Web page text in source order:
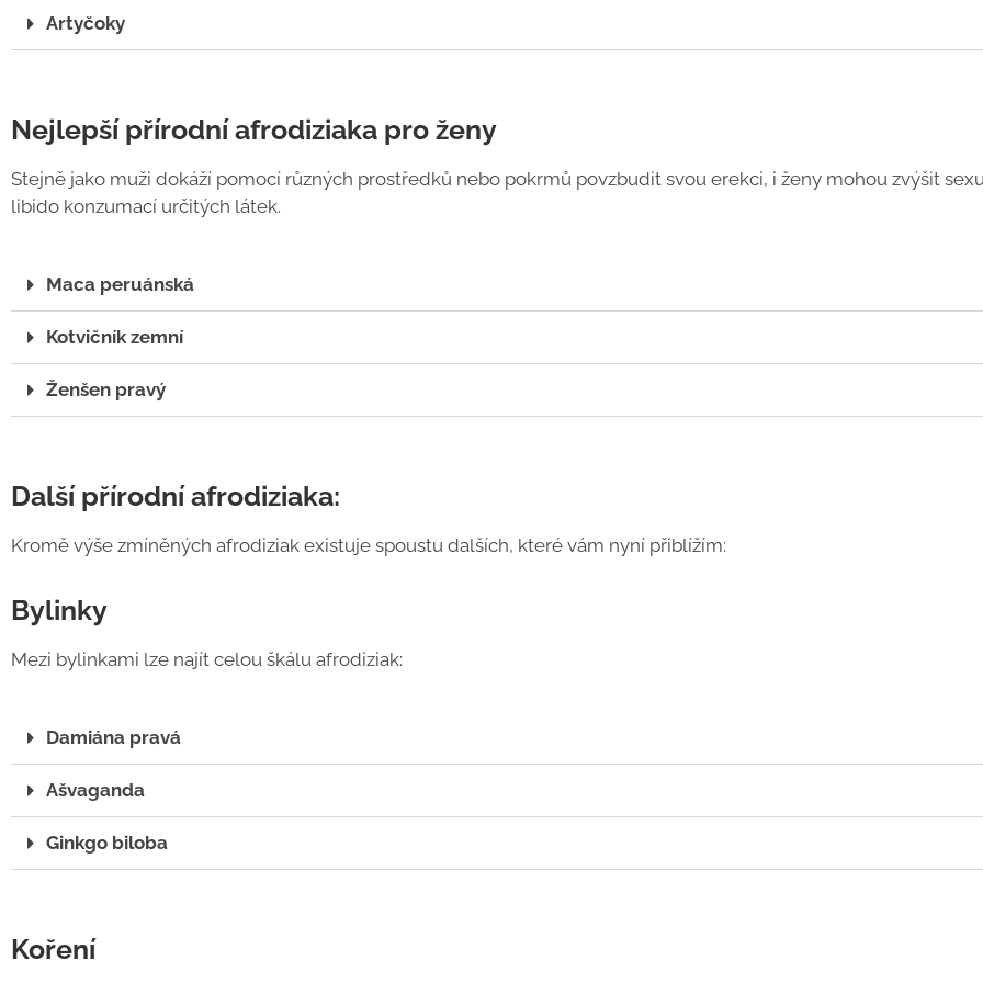
Artyčoky
Nejlepší přírodní afrodiziaka pro ženy
Stejně jako muži dokáží pomocí různých prostředků nebo pokrmů povzbudit svou erekci, i ženy mohou zvýšit
libido konzumací určitých látek.
Maca peruánská
Kotvičník zemní
Ženšen pravý
Další přírodní afrodiziaka:
Kromě výše zmíněných afrodiziak existuje spoustu dalších, které vám nyní přiblížím:
Bylinky
Mezi bylinkami lze najít celou škálu afrodiziak:
Damiána pravá
Ašvaganda
Ginkgo biloba
Koření